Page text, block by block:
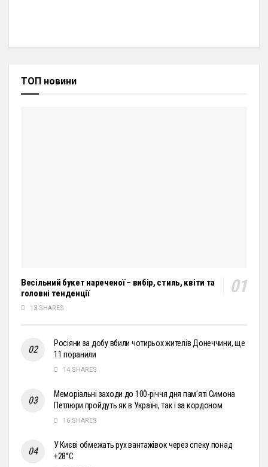
ТОП новини
Весільний букет нареченої – вибір, стиль, квіти та
головні тенденції
13 SHARES
Росіяни за добу вбили чотирьох жителів Донеччини, ще
11 поранили
14 SHARES
Меморіальні заходи до 100-річчя дня пам’яті Симона
Петлюри пройдуть як в Україні, так і за кордоном
16 SHARES
У Києві обмежать рух вантажівок через спеку понад
+28°С